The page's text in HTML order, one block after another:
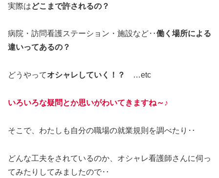
実際はどこまで許されるの？
病院・訪問看護ステーション・施設など‥働く場所による
違いってあるの？
どうやってオシャレしていく！？ …etc
いろいろな疑問 とか思いがわいてきますね～♪
そこで、わたしも自分の職場の就業規則を調べたり‥
どんな工夫をされているのか、オシャレ看護師さんに伺っ
てみたりしてみましたので‥